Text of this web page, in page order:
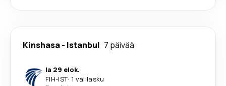
Kinshasa- Istanbul 7 päivää
la 29 elok.
FIH-IST· 1 välilasku